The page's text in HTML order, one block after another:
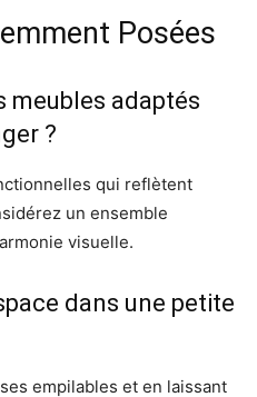
Posées
meubles adaptés
?
qui reflètent
un ensemble
visuelle.
dans une petite
empilables et en laissant